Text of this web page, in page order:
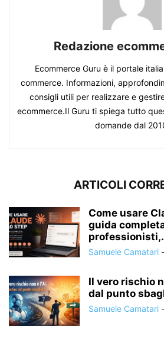
Redazione
Ecommerce Guru è il portale
commerce. Informazioni,
consigli utili per realizzare e
ecommerce.Il Guru ti spiega tutto
domande dal
ARTICOLI
Come usare
guida
Samuele Camatari -
Il vero rischio
dal punto
Samuele Camatari -